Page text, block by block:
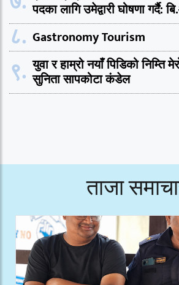
पदका लागि उमेद्वारी घोषणा गर्दै:
८. Gastronomy Tourism
९. युवा र हाम्रो नयाँ पिडिको निम्ति
सुनिता सापकोटा कंडेल
ताजा